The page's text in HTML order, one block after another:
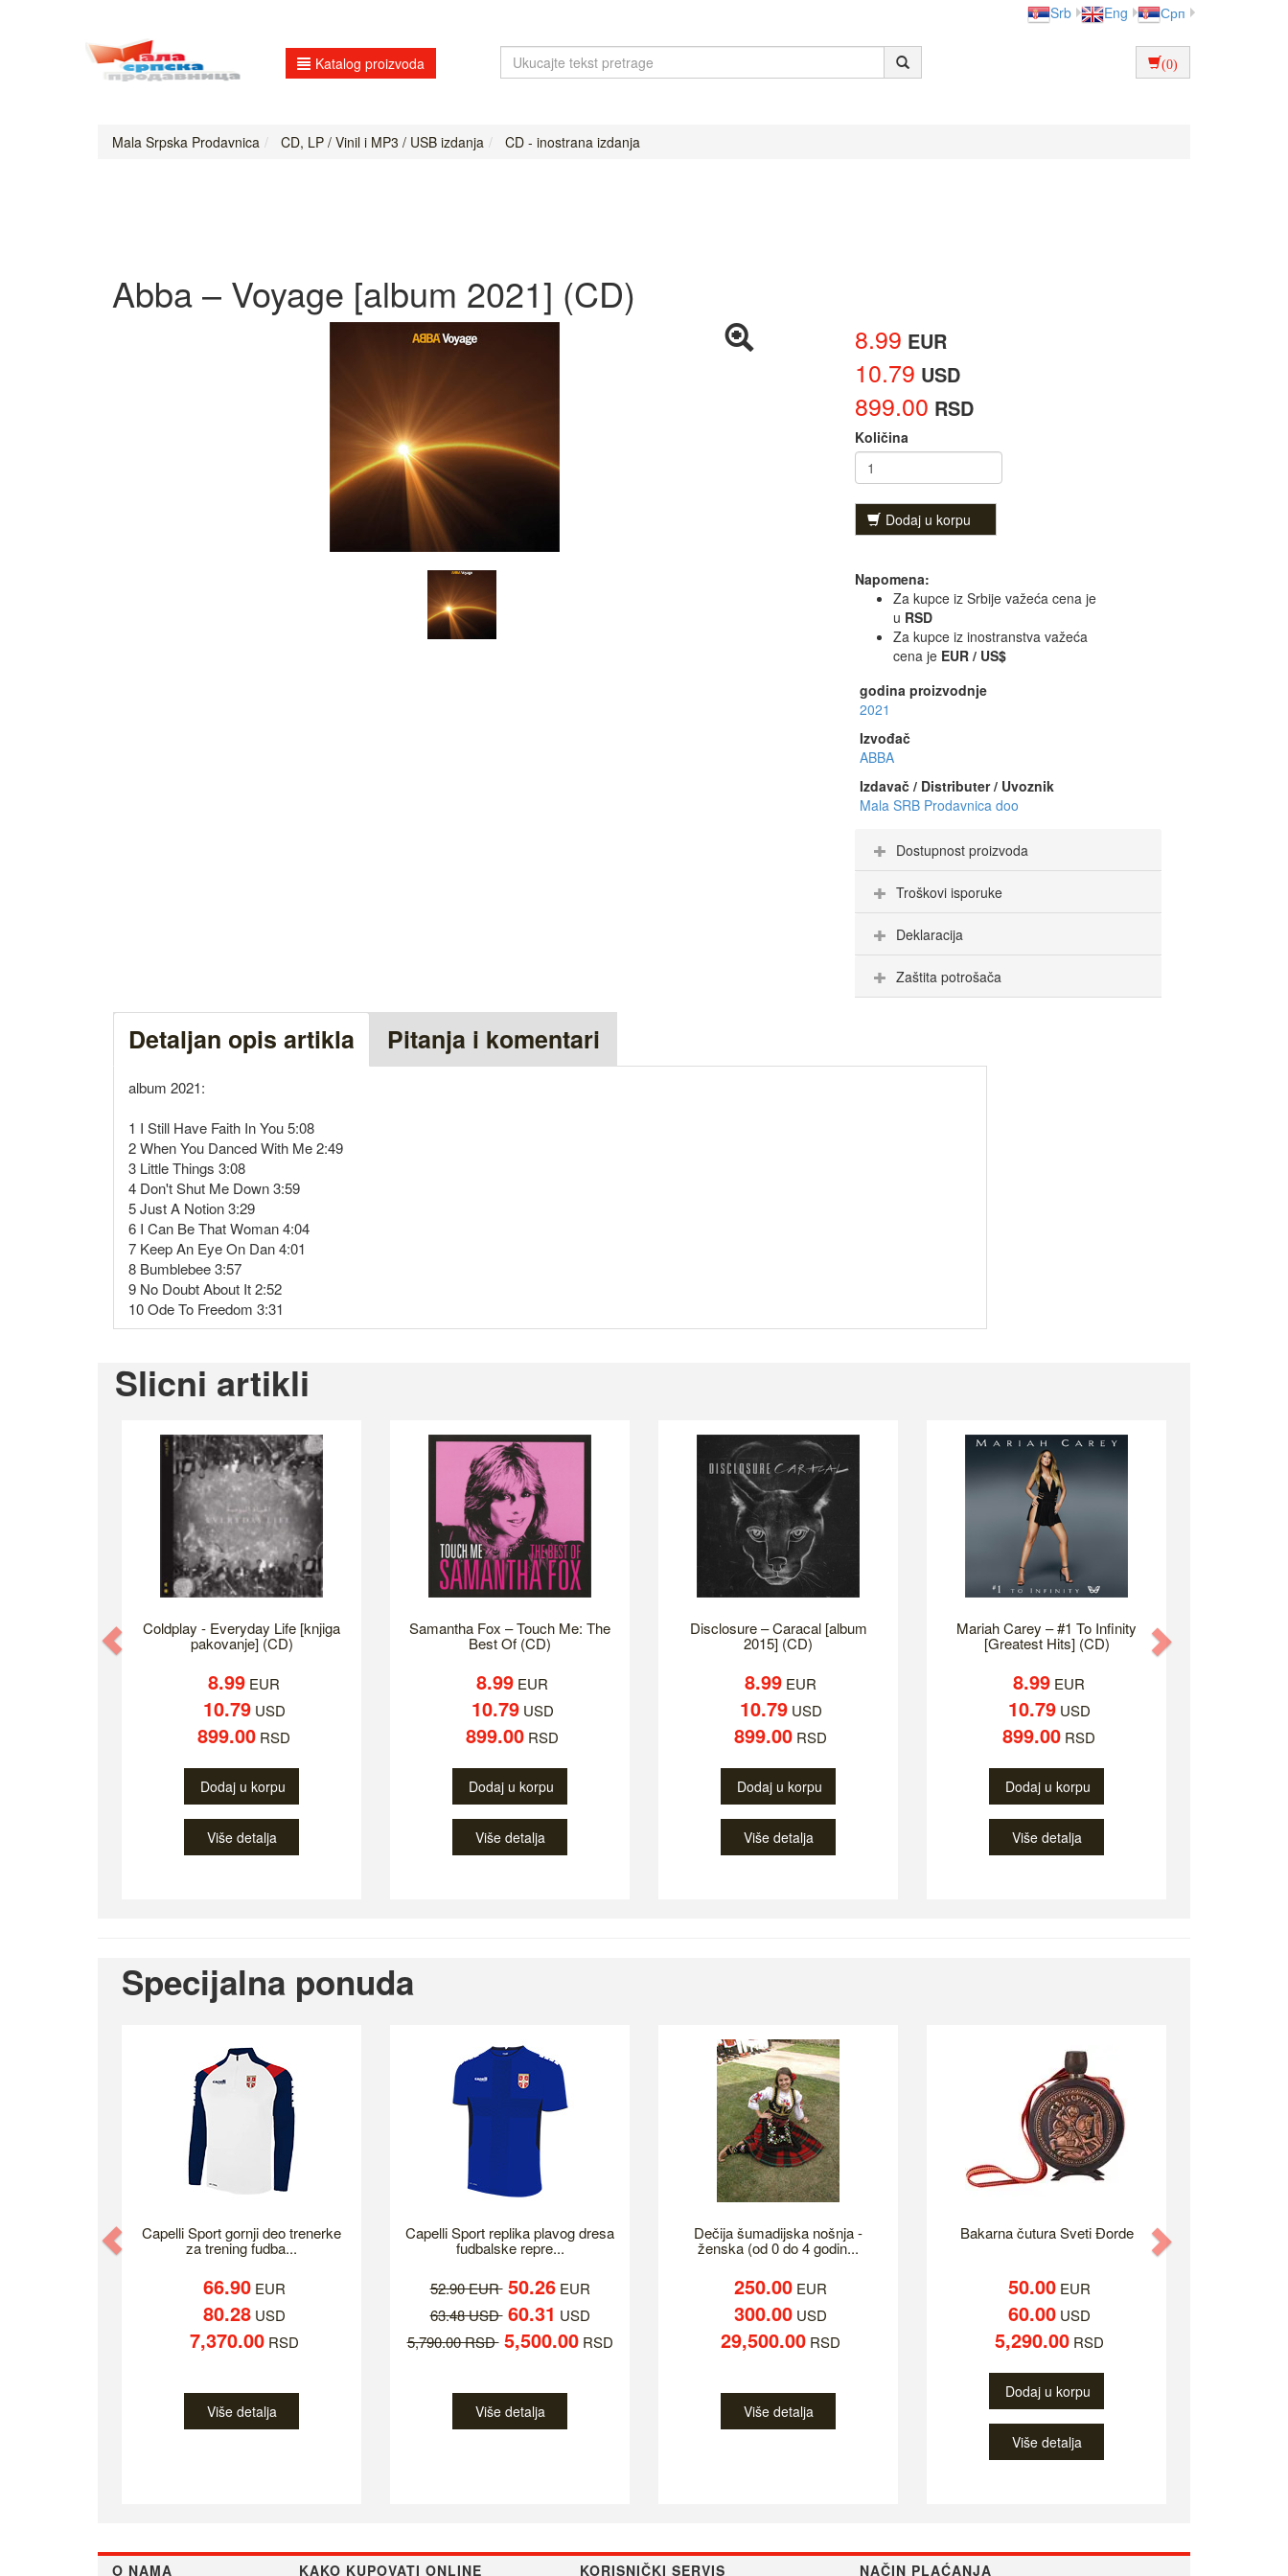
Srb Eng Срп
Katalog proizvoda (0)
Mala Srpska Prodavnica CD, LP / Vinil i MP3 / USB izdanja CD - inostrana izdanja
Abba – Voyage [album 2021] (CD)
8.99 EUR
10.79 USD
899.00 RSD
Količina
Dodaj u korpu
Napomena:
Za kupce iz Srbije važeća cena je
u RSD
Za kupce iz inostranstva važeća
cena je EUR / US$
godina proizvodnje
2021
Izvođač
ABBA
Izdavač / Distributer / Uvoznik
Mala SRB Prodavnica doo
Dostupnost proizvoda
Troškovi isporuke
Deklaracija
Zaštita potrošača
Detaljan opis artikla Pitanja i komentari
album 2021:
1 I Still Have Faith In You 5:08
2 When You Danced With Me 2:49
3 Little Things 3:08
4 Don't Shut Me Down 3:59
5 Just A Notion 3:29
6 I Can Be That Woman 4:04
7 Keep An Eye On Dan 4:01
8 Bumblebee 3:57
9 No Doubt About It 2:52
10 Ode To Freedom 3:31
Slicni artikli
Coldplay - Everyday Life [knjiga
pakovanje] (CD)
8.99 EUR
10.79USD
899.00 RSD
Dodaj u korpu
Više detalja
Samantha Fox – Touch Me: The
Best Of (CD)
8.99 EUR
10.79USD
899.00 RSD
Dodaj u korpu
Više detalja
Disclosure – Caracal [album
2015] (CD)
8.99 EUR
10.79USD
899.00 RSD
Dodaj u korpu
Više detalja
Mariah Carey – #1 To Infinity
[Greatest Hits] (CD)
8.99 EUR
10.79USD
899.00 RSD
Dodaj u korpu
Više detalja
Previous
Specijalna ponuda
Capelli Sport gornji deo trenerke
za trening fudba...
66.90EUR
80.28USD
7,370.00RSD
Više detalja
Capelli Sport replika plavog dresa
fudbalske repre...
52.90 EUR 50.26EUR
63.48 USD 60.31 USD
5,790.00 RSD 5,500.00RSD
Više detalja
Dečija šumadijska nošnja -
ženska (od 0 do 4 godin...
250.00 EUR
300.00 USD
29,500.00 RSD
Više detalja
Bakarna čutura Sveti Đorde
50.00EUR
60.00USD
5,290.00RSD
Dodaj u korpu
Više detalja
Previous
O NAMA KAKO KUPOVATI ONLINE KORISNIČKI SERVIS NAČIN PLAĆANJA